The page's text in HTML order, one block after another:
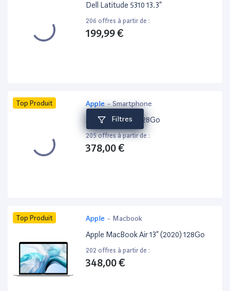
Filtres
Dell Latitude 5310 13.3”
206 offres à partir de :
199,99 €
Top Produit Apple- Smartphone
Apple iPhone 15 128Go
205 offres à partir de :
378,00 €
Top Produit Apple - Macbook
Apple MacBook Air 13” (2020) 128Go
202 offres à partir de :
348,00 €